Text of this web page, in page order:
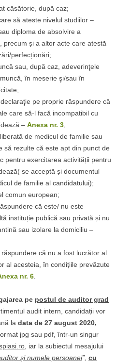
căsătorie, după caz;
să ateste nivelul studiilor –
diploma de absolvire a
precum și a altor acte care atestă
perfecționări;
sau, după caz, adeverinţele
în meserie şi/sau în
pe proprie răspundere că
care să-l facă incompatibil cu
– Anexa nr. 3;
de medicul de familie sau
să rezulte că este apt din punct de
pentru exercitarea activității pentru
se acceptă și documentul
de familie al candidatului);
comun european;
că este/ nu este
instituție publică sau privată și nu
sau izolare la domiciliu –
că nu a fost lucrător al
al acesteia, în condițiile prevăzute
nr. 6
pe postul de auditor grad
audit intern, candidații vor
la data de 27 august 2020,
jpg sau pdf, într-un singur
, iar la subiectul mesajului
și numele persoanei”, cu